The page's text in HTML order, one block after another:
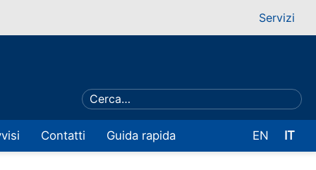
Servizi
Contatti Guida rapida EN IT